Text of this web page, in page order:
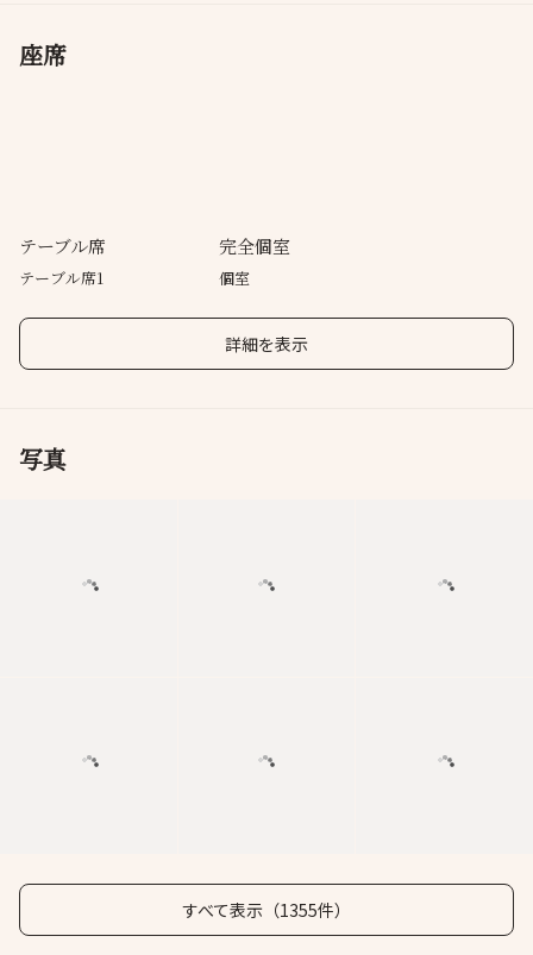
座席
テーブル席
テーブル席1
完全個室
個室
詳細を表示
写真
すべて表示（1355件）